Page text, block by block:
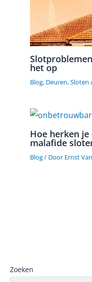
Zoeken
het op
Blog, Deuren,Sloten
Hoe herken
malafide
Blog/ Door Ernst